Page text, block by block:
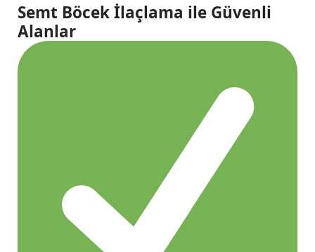
Semt Böcek İlaçlama ile Güvenli
Alanlar